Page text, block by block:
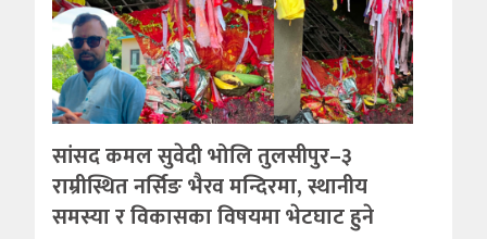
सांसद कमल सुवेदी भोलि तुलसीपुर–३
राम्रीस्थित नर्सिङ भैरव मन्दिरमा, स्थानीय
समस्या र विकासका विषयमा भेटघाट हुने